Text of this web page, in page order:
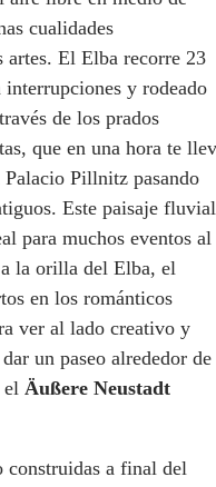
cualidades
artes. El Elba recorre 23
y rodeado
de los prados
que en una hora te
Pillnitz pasando
Este paisaje fluvial
para muchos eventos al
la orilla del Elba, el
en los románticos
ver al lado creativo y
un paseo alrededor de
el Äußere Neustadt
construidas a final del